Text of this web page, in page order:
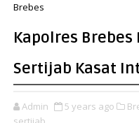
Brebes
Kapolres Brebes
Sertijab Kasat
Admin 5 years ago